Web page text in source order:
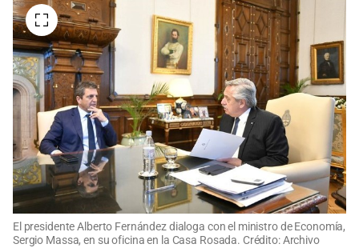
El presidente Alberto Fernández dialoga con el ministro de Economía,
Sergio Massa, en su oficina en la Casa Rosada. Crédito: Archivo